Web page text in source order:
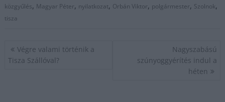
közgyűlés, Magyar Péter, nyilatkozat, Orbán Viktor, polgármester, Szolnok,
tisza
Bejegyzés
navigáció
Végre valami történik a
Tisza Szállóval?
Nagyszabású
szúnyoggyérítés indul a
héten